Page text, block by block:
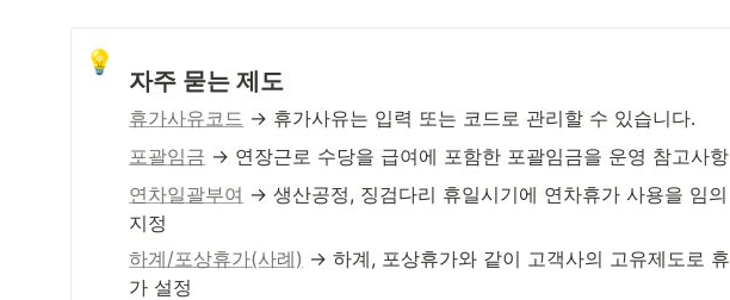
💡
자주 묻는 제도
휴가사유코드 → 휴가사유는 입력 또는 코드로 관리할 수 있습니다.
포괄임금 → 연장근로 수당을 급여에 포함한 포괄임금을 운영 참고사항
연차일괄부여 → 생산공정, 징검다리 휴일시기에 연차휴가 사용을 임의
지정
하계/포상휴가(사례) → 하계, 포상휴가와 같이 고객사의 고유제도로 휴
가 설정